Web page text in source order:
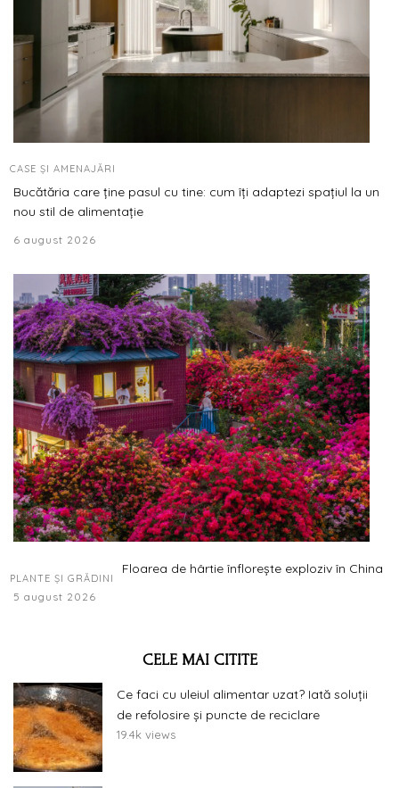
CASE ȘI AMENAJĂRI
Bucătăria care ține pasul cu tine: cum îți adaptezi spațiul la un
nou stil de alimentație
6 august 2026
PLANTE ȘI GRĂDINI
Floarea de hârtie înflorește exploziv în China
5 august 2026
CELE MAI CITITE
Ce faci cu uleiul alimentar uzat? Iată soluții
de refolosire și puncte de reciclare
19.4k views